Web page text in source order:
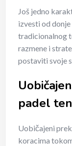
Još jedno
izvesti od
tradicionalnog
razmene i
postaviti svoje
padel
Uobičajeni
koracima